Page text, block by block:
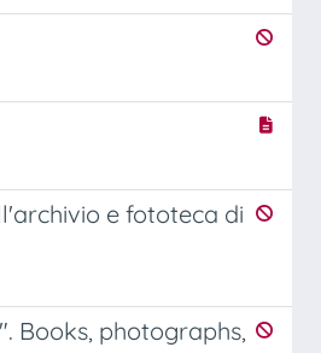
e fototeca di
Books, photographs,